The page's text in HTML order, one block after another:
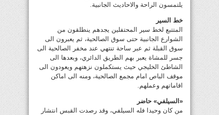
يلتمسون الراحة والاحاديث الجانبية.
خط السير
المتتبع لخط سير المحتفلين يجدهم ينطلقون من
الشوارع الجانبية حتى سوق الصالحية، ثم يعبرون الى
سوق القبلة ثم عبر ساحة تنتهي عند مخفر الصالحية الى
جسر للمشاة يعبر بهم الطريق الدائري، وبعدها الى
الشاطئ الخليجي حيث يستكملون نزهتهم ويعودون الى
موقف الباص امام مجمع الصالحية، ومنه الى اماكن
اقاماتهم وعملهم.
«السيلفي» حاضر
من كان وحيدا فله السيلفي، وقد رصدت القبس انتشار